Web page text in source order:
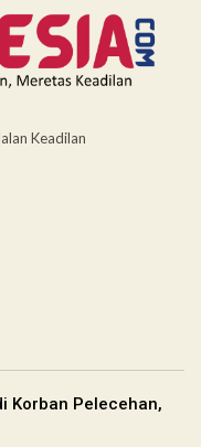
Keadilan
Korban Pelecehan,